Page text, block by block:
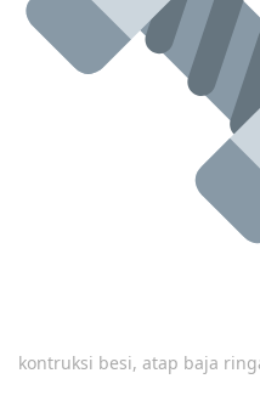
kontruksi besi, atap baja